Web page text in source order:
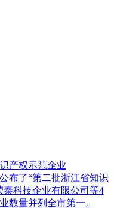
产权示范企业
布了“第二批浙江省知识
泰科技企业有限公司等4
数量并列全市第一。